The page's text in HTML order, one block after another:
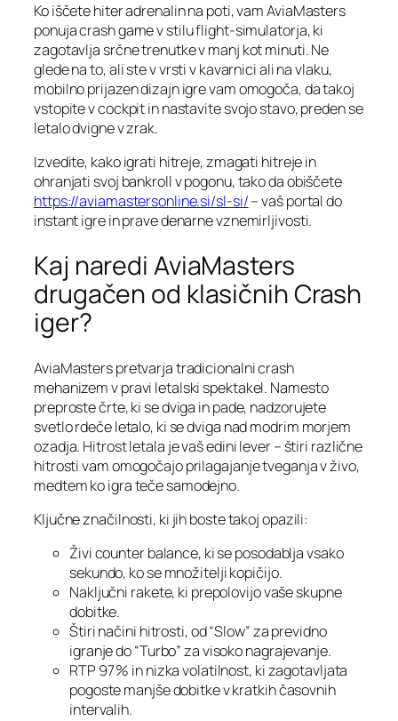
Ko iščete hiter adrenalin na poti, vam AviaMasters
ponuja crash game v stilu flight‑simulatorja, ki
zagotavlja srčne trenutke v manj kot minuti. Ne
glede na to, ali ste v vrsti v kavarnici ali na vlaku,
mobilno prijazen dizajn igre vam omogoča, da takoj
vstopite v cockpit in nastavite svojo stavo, preden se
letalo dvigne v zrak.
Izvedite, kako igrati hitreje, zmagati hitreje in
ohranjati svoj bankroll v pogonu, tako da obiščete
https://aviamastersonline.si/sl-si/– vaš portal do
instant igre in prave denarne vznemirljivosti.
Kaj naredi AviaMasters
drugačen od klasičnih Crash
iger?
AviaMasters pretvarja tradicionalni crash
mehanizem v pravi letalski spektakel. Namesto
preproste črte, ki se dviga in pade, nadzorujete
svetlo rdeče letalo, ki se dviga nad modrim morjem
ozadja. Hitrost letala je vaš edini lever – štiri različne
hitrosti vam omogočajo prilagajanje tveganja v živo,
medtem ko igra teče samodejno.
Ključne značilnosti, ki jih boste takoj opazili:
Živi counter balance, ki se posodablja vsako
sekundo, ko se množitelji kopičijo.
Naključni rakete, ki prepolovijo vaše skupne
dobitke.
Štiri načini hitrosti, od “Slow” za previdno
igranje do “Turbo” za visoko nagrajevanje.
RTP 97 % in nizka volatilnost, ki zagotavljata
pogoste manjše dobitke v kratkih časovnih
intervalih.